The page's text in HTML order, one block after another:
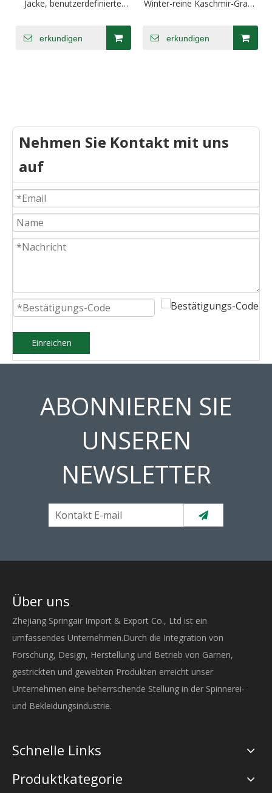
Jacke, benutzerdefinierte
erkundigen
Winter-reine Kaschmir-Grau-
erkundigen
Nehmen Sie Kontakt mit uns
auf
Einreichen
ABONNIEREN SIE
UNSEREN
NEWSLETTER
Über uns
Zhejiang Springair Import & Export Co., Ltd ist ein
umfassendes Unternehmen.Durch die Integration von
Forschung, Design, Herstellung und Betrieb von Garnen,
gestrickten und gewebten Produkten erreicht unser
Unternehmen eine beherrschende Stellung in der Spinnerei-
und Bekleidungsindustrie.
Schnelle Links
Produktkategorie